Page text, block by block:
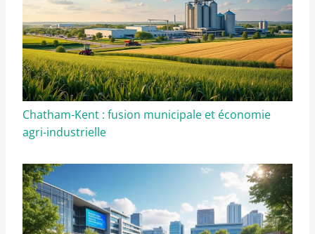
Chatham-Kent : fusion municipale et économie
agri-industrielle